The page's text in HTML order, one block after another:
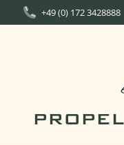
+49 (0) 172 3428888